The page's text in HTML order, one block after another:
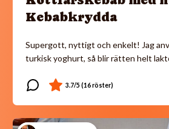
Kebabkrydda
Supergott, nyttigt och enkelt! Jag
turkisk yoghurt, så blir rätten helt